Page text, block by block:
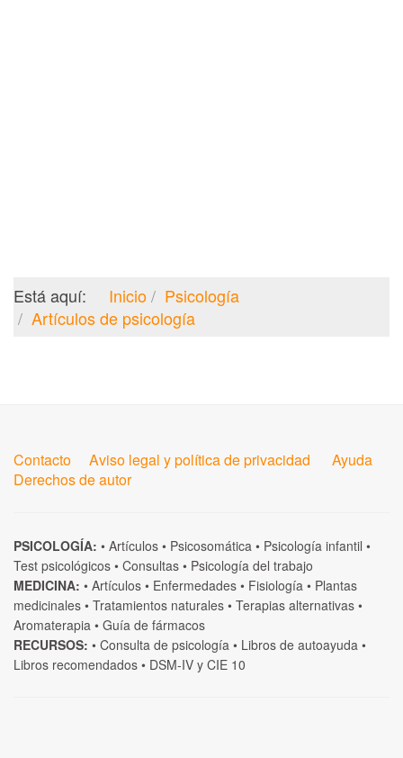
Está aquí: Inicio
Psicología
Artículos de psicología
Contacto Aviso legal y política de privacidad
Ayuda
Derechos de autor
PSICOLOGÍA: • Artículos • Psicosomática • Psicología infantil •
Test psicológicos • Consultas • Psicología del trabajo
MEDICINA: • Artículos • Enfermedades • Fisiología • Plantas
medicinales • Tratamientos naturales • Terapias alternativas •
Aromaterapia • Guía de fármacos
RECURSOS: • Consulta de psicología • Libros de autoayuda •
Libros recomendados • DSM-IV y CIE 10